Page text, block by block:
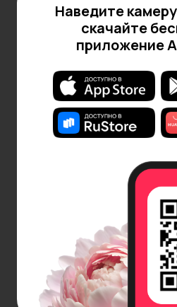
Наведите
скачайте
приложение